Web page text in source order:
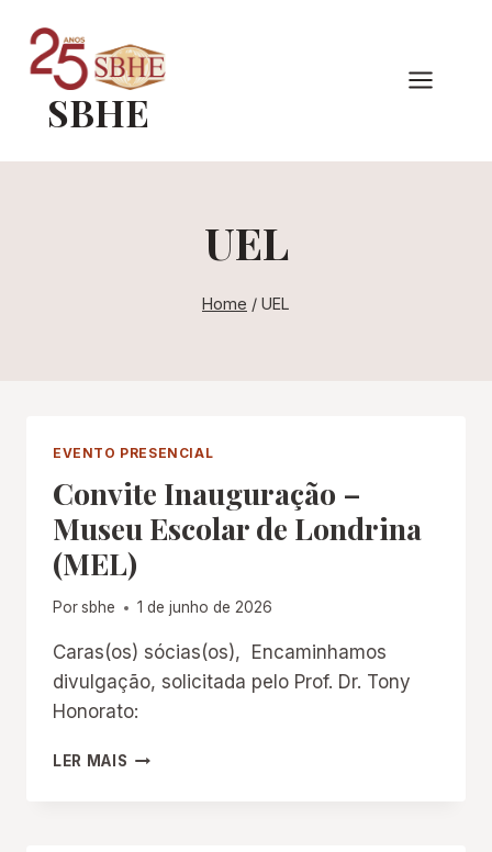
para
ConteúdoSBHE
UEL
Home / UEL
EVENTO PRESENCIAL
Convite Inauguração –
Museu Escolar de Londrina
(MEL)
Porsbhe 1 de junho de 2026
Caras(os) sócias(os), Encaminhamos
divulgação, solicitada pelo Prof. Dr. Tony
Honorato:
LER MAIS CONVITE